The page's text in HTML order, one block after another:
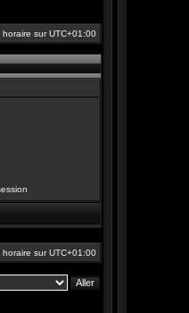
horaire surUTC+01:00
horaire surUTC+01:00